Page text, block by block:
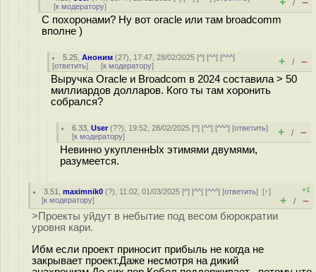
[к модератору] /
С похоронами? Ну вот oracle или там broadcomm
вполне )
5.25 ,Аноним (27), 17:47, 28/02/2025 [^] [^^] [^^^]
[ответить] [к модератору] + / –
Выручка Oracle и Broadcom в 2024 составила > 50
миллиардов долларов. Кого ты там хоронить
собрался?
6.33 ,User(??), 19:52, 28/02/2025 [^] [^^] [^^^] [ответить]
[к модератору] + / –
Невинно укупленнЫх этимями двумями,
разумеется.
3.51 ,maximnik0 (?), 11:02, 01/03/2025 [^] [^^] [^^^] [ответить][↑]
[к модератору]
+1
+ / –
>Проекты уйдут в небытие под весом бюрократии
уровня кари.
Ибм если проект приносит прибыль не когда не
закрывает проект.Даже несмотря на дикий